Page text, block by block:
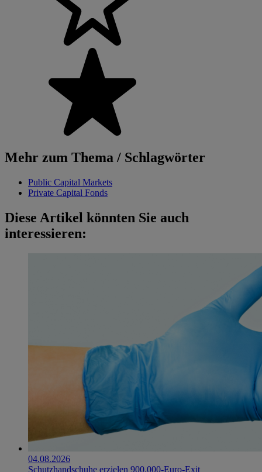
Mehr zum Thema / Schlagwörter
Public Capital Markets
Private Capital Fonds
Diese Artikel könnten Sie auch
interessieren:
04.08.2026
Schutzhandschuhe erzielen 900.000-Euro-Exit